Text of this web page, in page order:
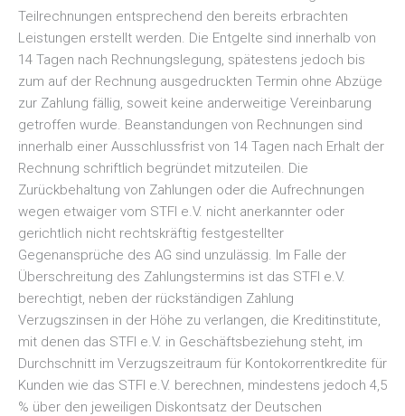
Teilrechnungen entsprechend den bereits erbrachten
Leistungen erstellt werden. Die Entgelte sind innerhalb von
14 Tagen nach Rechnungslegung, spätestens jedoch bis
zum auf der Rechnung ausgedruckten Termin ohne Abzüge
zur Zahlung fällig, soweit keine anderweitige Vereinbarung
getroffen wurde. Beanstandungen von Rechnungen sind
innerhalb einer Ausschlussfrist von 14 Tagen nach Erhalt der
Rechnung schriftlich begründet mitzuteilen. Die
Zurückbehaltung von Zahlungen oder die Aufrechnungen
wegen etwaiger vom STFI e.V. nicht anerkannter oder
gerichtlich nicht rechtskräftig festgestellter
Gegenansprüche des AG sind unzulässig. Im Falle der
Überschreitung des Zahlungstermins ist das STFI e.V.
berechtigt, neben der rückständigen Zahlung
Verzugszinsen in der Höhe zu verlangen, die Kreditinstitute,
mit denen das STFI e.V. in Geschäftsbeziehung steht, im
Durchschnitt im Verzugszeitraum für Kontokorrentkredite für
Kunden wie das STFI e.V. berechnen, mindestens jedoch 4,5
% über den jeweiligen Diskontsatz der Deutschen